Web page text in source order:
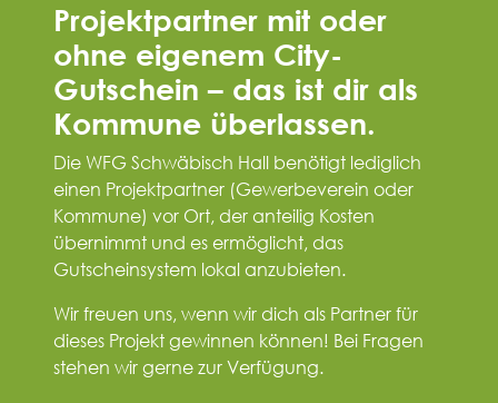
Projektpartner mit oder
ohne eigenem City-
Gutschein – das ist dir als
Kommune überlassen.
Die WFG Schwäbisch Hall benötigt lediglich
einen Projektpartner (Gewerbeverein oder
Kommune) vor Ort, der anteilig Kosten
übernimmt und es ermöglicht, das
Gutscheinsystem lokal anzubieten.
Wir freuen uns, wenn wir dich als Partner für
dieses Projekt gewinnen können! Bei Fragen
stehen wir gerne zur Verfügung.